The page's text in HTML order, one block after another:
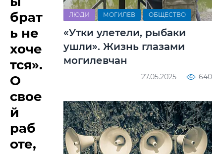
брат
ь не
хоче
тся».
О
свое
й
раб
оте,
ЛЮДИ МОГИЛЕВ ОБЩЕСТВО
«Утки улетели, рыбаки
ушли». Жизнь глазами
могилевчан
27.05.2025 640